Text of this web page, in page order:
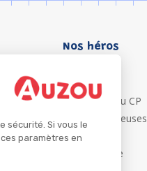
sécurité. Si vous le
paramètres en
Nos héros
P'tit Loup
Les Héros du CP
Les Influenceuses
Migali
Petite Taupe